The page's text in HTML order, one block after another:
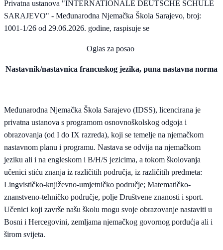
Privatna ustanova "INTERNATIONALE DEUTSCHE SCHULE
SARAJEVO" - Međunarodna Njemačka Škola Sarajevo, broj:
1001-1/26 od 29.06.2026. godine, raspisuje se
Oglas za posao
Nastavnik/nastavnica francuskog jezika, puna nastavna norma
Međunarodna Njemačka Škola Sarajevo (IDSS), licencirana je
privatna ustanova s programom osnovnoškolskog odgoja i
obrazovanja (od I do IX razreda), koji se temelje na njemačkom
nastavnom planu i programu. Nastava se odvija na njemačkom
jeziku ali i na engleskom i B/H/S jezicima, a tokom školovanja
učenici stiću znanja iz različitih područja, iz različitih predmeta:
Lingvističko-književno-umjetničko područje; Matematičko-
znanstveno-tehničko područje, polje Društvene znanosti i sport.
Učenici koji završe našu školu mogu svoje obrazovanje nastaviti u
Bosni i Hercegovini, zemljama njemačkog govornog pordućja ali i
širom svijeta.